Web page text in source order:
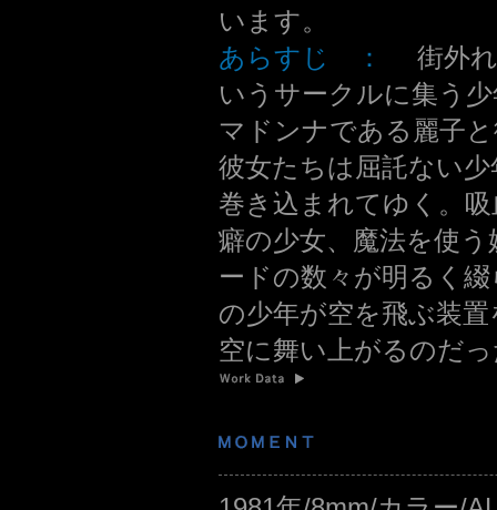
います。
あらすじ ：
街外
いうサークルに集う
マドンナである麗子
彼女たちは屈託ない
巻き込まれてゆく。
癖の少女、魔法を使
ードの数々が明るく
の少年が空を飛ぶ装
空に舞い上がるのだ